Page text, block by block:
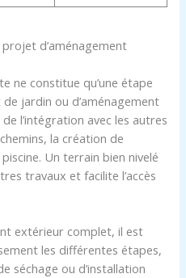
d’aménagement
ne constitue qu’une étape
jardin ou d’aménagement
l’intégration avec les autres
la création de
Un terrain bien nivelé
travaux et facilite l’accès
extérieur complet, il est
les différentes étapes,
séchage ou d’installation